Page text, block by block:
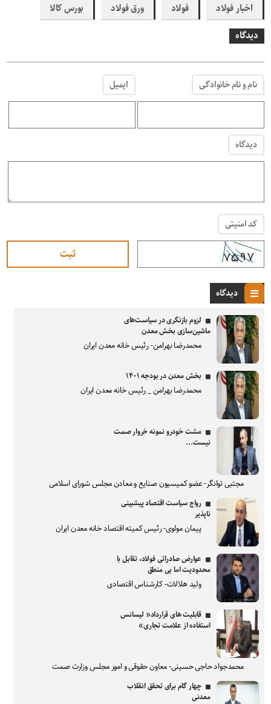
اخبار فولاد
فولاد ورق فولاد
بورس کالا
دیدگاه
نام و نام خانوادگی ایمیل
دیدگاه
کد امنیتی
دیدگاه
لزوم بازنگری در سیاست‌های
ماشین‌سازی بخش معدن
محمدرضا بهرامن- رئیس خانه معدن ایران
بخش معدن در بودجه ۱۴۰۱
محمدرضا بهرامن _ رئیس خانه معدن ایران
مشت خودرو نمونه خروار صمت
نیست...
مجتبی توانگر- عضو کمیسیون صنایع و معادن مجلس شورای اسلامی
رواج سیاست اقتصاد پیشبینی
ناپذیر
پیمان مولوی- رئیس کمیته اقتصاد خانه معدن ایران
عوارض صادراتی فولاد، تقابل با
محدودیت اما بی منطق
ولید هلالات- کارشناس اقتصادی
قابلیت های قرارداد« لیسانس
استفاده از علامت تجاری»
محمدجواد حاجی حسینی- معاون حقوقی و امور مجلس وزارت صمت
چهار گام برای تحقق انقلاب
معدنی